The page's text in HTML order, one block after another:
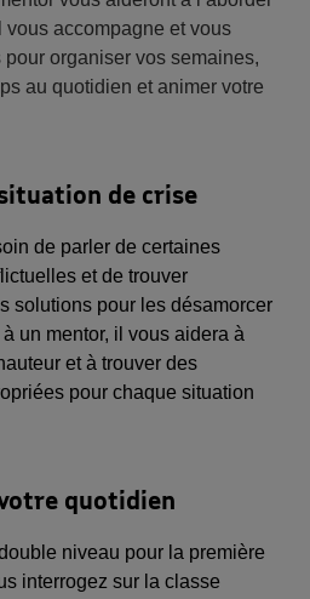
vous accompagne et vous
organiser vos semaines,
au quotidien et animer votre
de crise
de parler de certaines
et de trouver
solutions pour les désamorcer
un mentor, il vous aidera à
et à trouver des
pour chaque situation
quotidien
niveau pour la première
interrogez sur la classe